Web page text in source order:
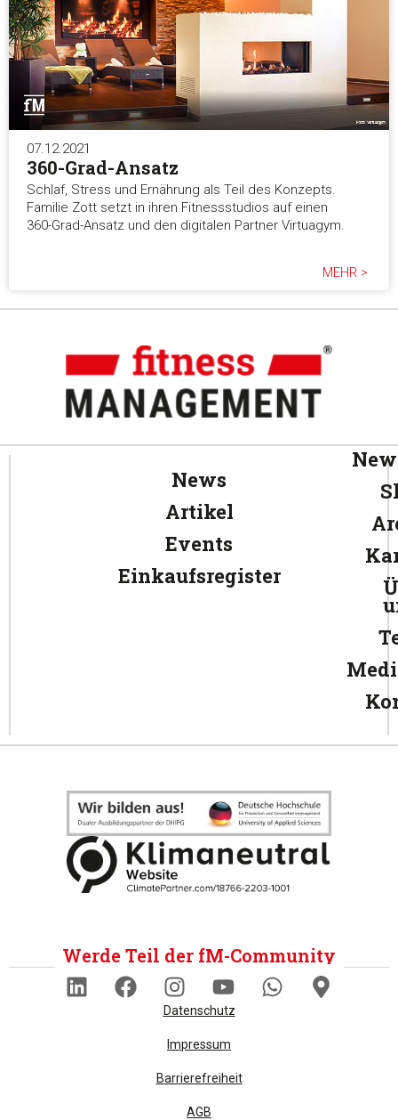
07.12.2021
360-Grad-Ansatz
Schlaf, Stress und Ernährung als Teil des Konzepts.
Familie Zott setzt in ihren Fitnessstudios auf einen
360-Grad-Ansatz und den digitalen Partner Virtuagym.
MEHR >
News
Artikel
Events
Einkaufsregister
Werde Teil der fM-Community
Datenschutz
Impressum
Barrierefreiheit
AGB